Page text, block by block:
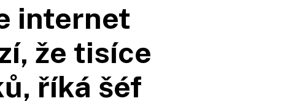
internet
že tisíce
říká šéf